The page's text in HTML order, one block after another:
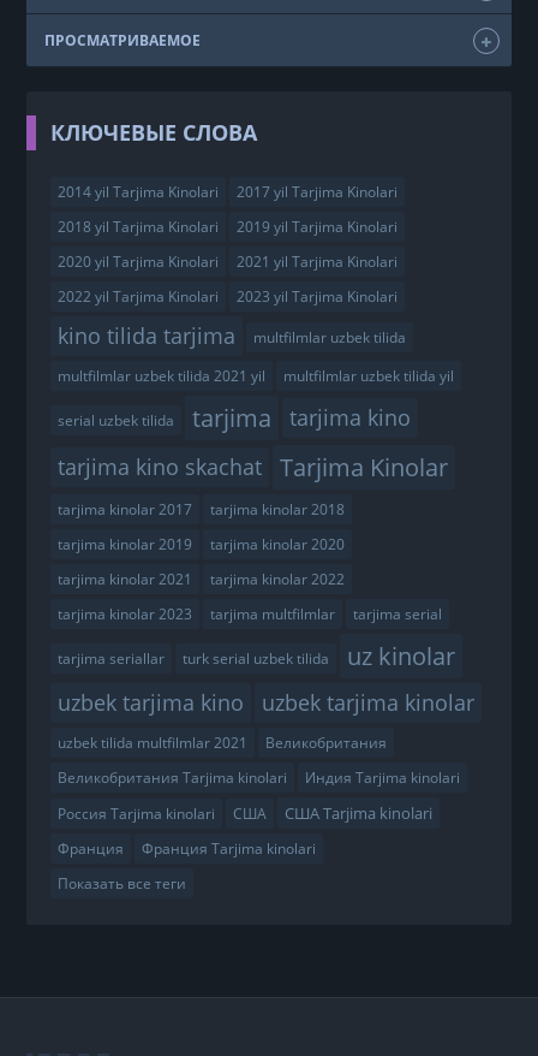
ПРОСМАТРИВАЕМОЕ
КЛЮЧЕВЫЕ СЛОВА
2014 yil Tarjima Kinolari
2017 yil Tarjima Kinolari
2018 yil Tarjima Kinolari
2019 yil Tarjima Kinolari
2020 yil Tarjima Kinolari
2021 yil Tarjima Kinolari
2022 yil Tarjima Kinolari
2023 yil Tarjima Kinolari
kino tilida tarjima
multfilmlar uzbek tilida
multfilmlar uzbek tilida 2021 yil
multfilmlar uzbek tilida yil
serial uzbek tilida tarjima
tarjima kino
tarjima kino skachat
Tarjima Kinolar
tarjima kinolar 2017
tarjima kinolar 2018
tarjima kinolar 2019
tarjima kinolar 2020
tarjima kinolar 2021
tarjima kinolar 2022
tarjima kinolar 2023
tarjima multfilmlar tarjima serial
tarjima seriallar turk serial uzbek tilida uz kinolar
uzbek tarjima kino uzbek tarjima kinolar
uzbek tilida multfilmlar 2021
Великобритания
Великобритания Tarjima kinolari
Индия Tarjima kinolari
Россия Tarjima kinolari
США США Tarjima kinolari
Франция
Франция Tarjima kinolari
Показать все теги